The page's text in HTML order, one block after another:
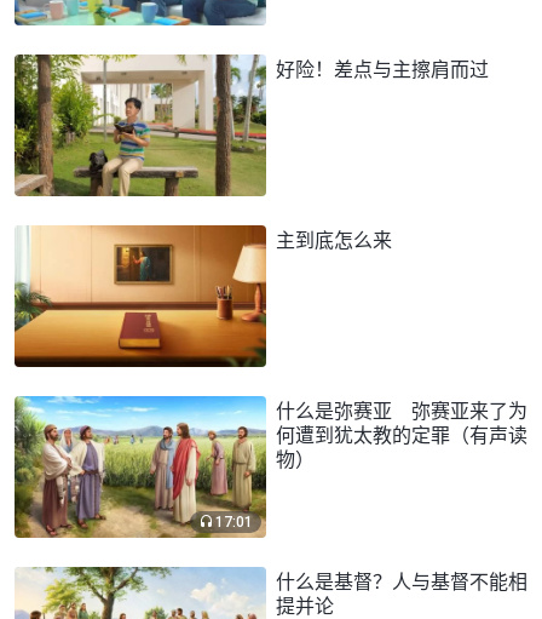
好险！差点与主擦肩而过
主到底怎么来
17:01
什么是弥赛亚 弥赛亚来了为
何遭到犹太教的定罪（有声读
物）
什么是基督？人与基督不能相
提并论